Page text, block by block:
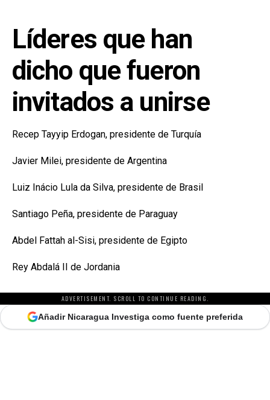
Líderes que han
dicho que fueron
invitados a unirse
Recep Tayyip Erdogan, presidente de Turquía
Javier Milei, presidente de Argentina
Luiz Inácio Lula da Silva, presidente de Brasil
Santiago Peña, presidente de Paraguay
Abdel Fattah al-Sisi, presidente de Egipto
Rey Abdalá II de Jordania
ADVERTISEMENT. SCROLL TO CONTINUE READING.
Añadir Nicaragua Investiga como fuente preferida